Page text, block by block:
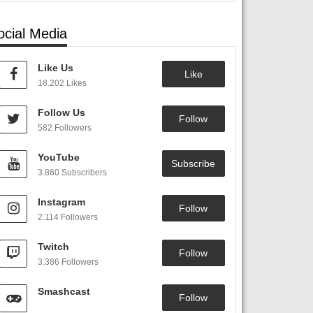
Media
Like Us
18.202 Likes
Like
Follow Us
582 Followers
Follow
YouTube
3.860 Subscribers
Subscribe
Instagram
2.114 Followers
Follow
Twitch
3.386 Followers
Follow
Smashcast
Follow